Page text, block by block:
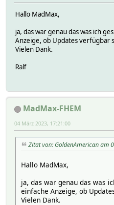
Hallo MadMax,
ja, das war genau das was ich
Anzeige, ob Updates verfügbar
Vielen Dank.
Ralf
MadMax-FHEM
04 März 2023, 17:21:00
Zitat von: GoldenAmerican am
Hallo MadMax,
ja, das war genau das was
einfache Anzeige, ob
Vielen Dank.